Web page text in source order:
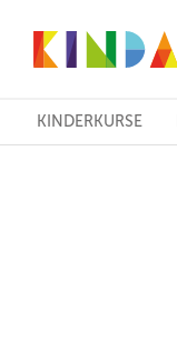
KINDERKURSE